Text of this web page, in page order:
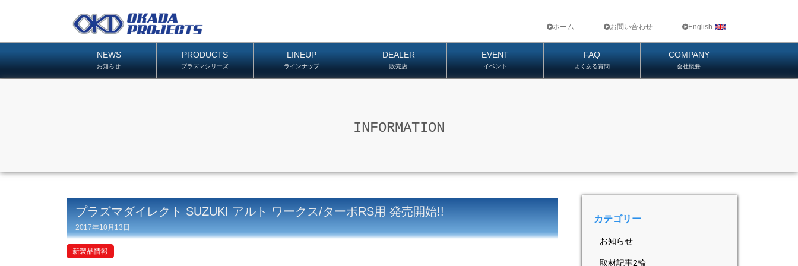
ホーム お問い合わせ English
NEWS
お知らせ
PRODUCTS
プラズマシリーズ
LINEUP
ラインナップ
DEALER
販売店
EVENT
イベント
FAQ
よくある質問
COMPANY
会社概要
INFORMATION
プラズマダイレクト SUZUKI アルト ワークス/ターボRS用 発売開始!!
2017年10月13日
新製品情報
カテゴリー
お知らせ
取材記事2輪